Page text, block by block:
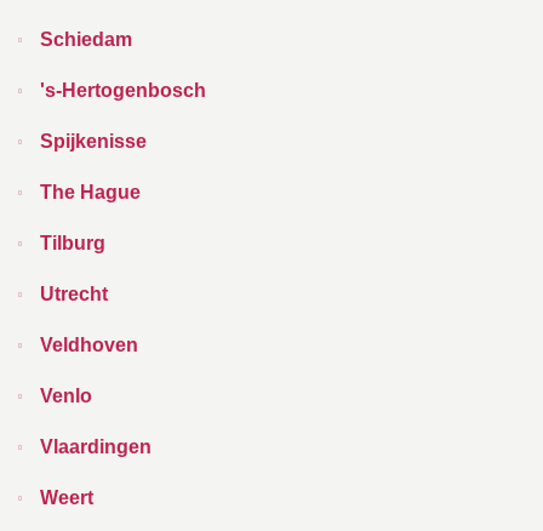
Schiedam
's-Hertogenbosch
Spijkenisse
The Hague
Tilburg
Utrecht
Veldhoven
Venlo
Vlaardingen
Weert